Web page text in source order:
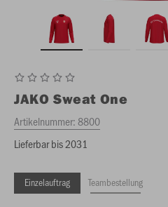
JAKO Sweat One
Artikelnummer:8800
Lieferbar bis 2031
Einzelauftrag Teambestellung